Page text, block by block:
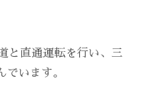
と直通運転を行い、三
でいます。